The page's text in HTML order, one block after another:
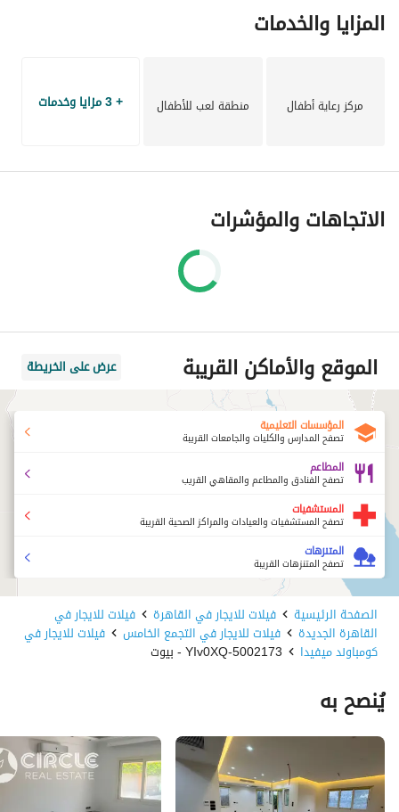
المفتوحة والمباني السكنية. تم توزيع الأحياء بطريقة مدروسة
المشروع بين المنازل ووجهات الحياة العصرية والخدمات الأساسية
ضمن بيئة متكاملة تدعم أسلوب حياة منظم وسهل. "
المزايا والخدمات
مركز رعاية أطفال منطقة لعب للأطفال + 3 مزايا وخدمات
الاتجاهات والمؤشرات
الموقع والأماكن القريبة عرض على الخريطة
المؤسسات التعليمية
تصفح المدارس والكليات والجامعات القريبة
المطاعم
تصفح الفنادق والمطاعم والمقاهي القريب
المستشفيات
تصفح المستشفيات والعيادات والمراكز الصحية القريبة
المتنزهات
تصفح المتنزهات القريبة
الصفحة الرئيسية فيلات للايجار في القاهرة فيلات للايجار في
القاهرة الجديدة فيلات للايجار في التجمع الخامس فيلات للايجار في
كومباوند ميفيدا 5002173-YIv0XQ - بيوت
يُنصح به